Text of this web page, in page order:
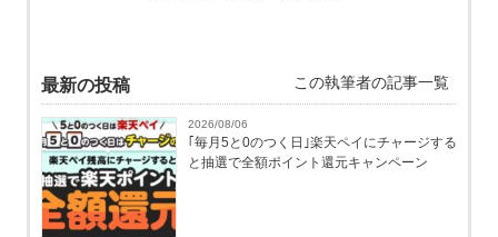
最新の投稿 この執筆者の記事一覧
2026/08/06
｢毎月5と0のつく日｣楽天ペイにチャージする
と抽選で全額ポイント還元キャンペーン